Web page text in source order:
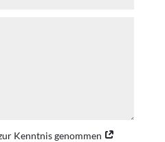
Kenntnis genommen